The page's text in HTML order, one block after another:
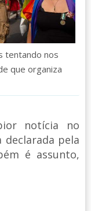
tentando nos
que organiza
notícia no
declarada pela
é assunto,